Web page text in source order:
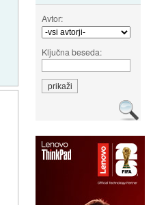
Avtor:
Ključna beseda: